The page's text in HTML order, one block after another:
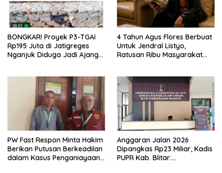
BONGKAR! Proyek P3-TGAI
Rp195 Juta di Jatigreges
Nganjuk Diduga Jadi Ajang
4 Tahun Agus Flores Berbuat
Untuk Jendral Listyo,
Ratusan Ribu Masyarakat
PW Fast Respon Minta Hakim
Berikan Putusan Berkeadilan
dalam Kasus Penganiayaan
Anggaran Jalan 2026
Dipangkas Rp23 Miliar, Kadis
PUPR Kab. Blitar: